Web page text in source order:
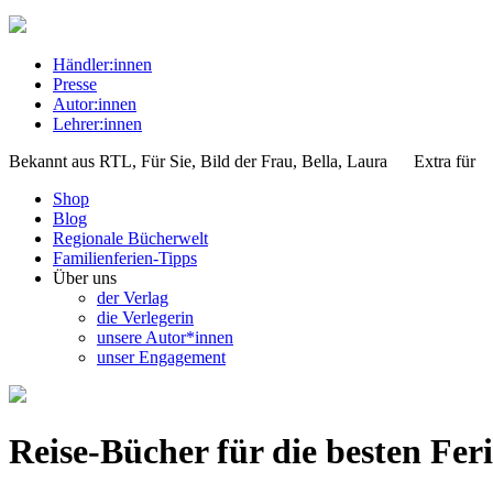
Händler:innen
Presse
Autor:innen
Lehrer:innen
Bekannt aus RTL, Für Sie, Bild der Frau, Bella, Laura Extra für
Shop
Blog
Regionale Bücherwelt
Familienferien-Tipps
Über uns
der Verlag
die Verlegerin
unsere Autor*innen
unser Engagement
Reise-Bücher für die besten